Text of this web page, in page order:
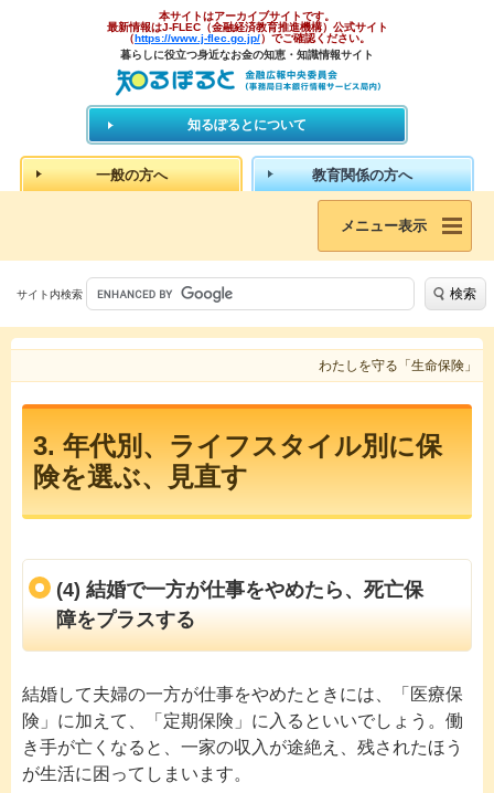
本サイトはアーカイブサイトです。
最新情報はJ-FLEC（金融経済教育推進機構）公式サイト
（https://www.j-flec.go.jp/）でご確認ください。
暮らしに役立つ身近なお金の知恵・知識情報サイト
知るぽるとについて
一般の方へ 教育関係の方へ
メニュー表示
サイト内検索 検索
わたしを守る「生命保険」
3. 年代別、ライフスタイル別に保
険を選ぶ、見直す
(4) 結婚で一方が仕事をやめたら、死亡保
障をプラスする
結婚して夫婦の一方が仕事をやめたときには、「医療保
険」に加えて、「定期保険」に入るといいでしょう。働
き手が亡くなると、一家の収入が途絶え、残されたほう
が生活に困ってしまいます。